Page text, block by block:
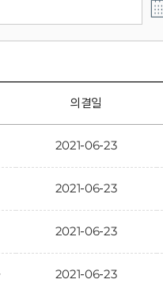
의결일
2021-06-23
2021-06-23
2021-06-23
2021-06-23